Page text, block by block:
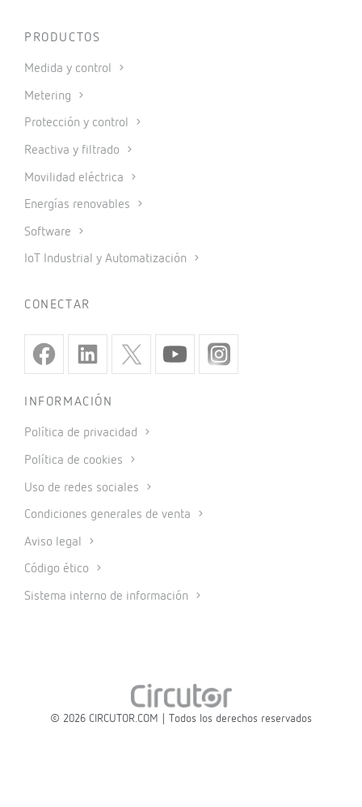
PRODUCTOS
Medida y control
Metering
Protección y control
Reactiva y filtrado
Movilidad eléctrica
Energías renovables
Software
IoT Industrial y Automatización
CONECTAR
INFORMACIÓN
Política de privacidad
Política de cookies
Uso de redes sociales
Condiciones generales de venta
Aviso legal
Código ético
Sistema interno de información
© 2026 CIRCUTOR.COM | Todos los derechos reservados